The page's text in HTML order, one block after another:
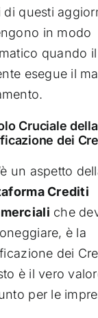
di questi
in modo
quando
esegue il
Cruciale della
dei
un aspetto
Crediti
che
è la
dei
è il vero
per le